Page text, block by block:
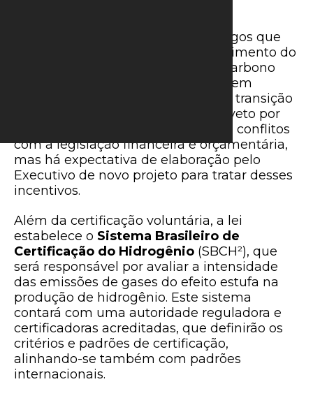
Entretanto, o presidente vetou artigos que
criavam o Programa de Desenvolvimento do
Hidrogênio de Baixa Emissão de Carbono
(PHBC), que previa R$ 18,3 bilhões em
subvenções fiscais para financiar a transição
energética. O governo justificou o veto por
questões de insegurança jurídica e conflitos
com a legislação financeira e orçamentária,
mas há expectativa de elaboração pelo
Executivo de novo projeto para tratar desses
incentivos.
Além da certificação voluntária, a lei
estabelece o Sistema Brasileiro de
Certificação do Hidrogênio (SBCH²), que
será responsável por avaliar a intensidade
das emissões de gases do efeito estufa na
produção de hidrogênio. Este sistema
contará com uma autoridade reguladora e
certificadoras acreditadas, que definirão os
critérios e padrões de certificação,
alinhando-se também com padrões
internacionais.